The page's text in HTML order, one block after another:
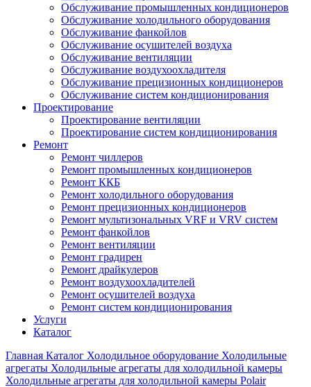
Обслуживание промышленных кондиционеров
Обслуживание холодильного оборудования
Обслуживание фанкойлов
Обслуживание осушителей воздуха
Обслуживание вентиляции
Обслуживание воздухоохладителя
Обслуживание прецизионных кондиционеров
Обслуживание систем кондиционирования
Проектирование
Проектирование вентиляции
Проектирование систем кондиционирования
Ремонт
Ремонт чиллеров
Ремонт промышленных кондиционеров
Ремонт ККБ
Ремонт холодильного оборудования
Ремонт прецизионных кондиционеров
Ремонт мультизональных VRF и VRV систем
Ремонт фанкойлов
Ремонт вентиляции
Ремонт градирен
Ремонт драйкулеров
Ремонт воздухоохладителей
Ремонт осушителей воздуха
Ремонт систем кондиционирования
Услуги
Каталог
Главная Каталог Холодильное оборудование Холодильные
агрегаты Холодильные агрегаты для холодильной камеры
Холодильные агрегаты для холодильной камеры Polair